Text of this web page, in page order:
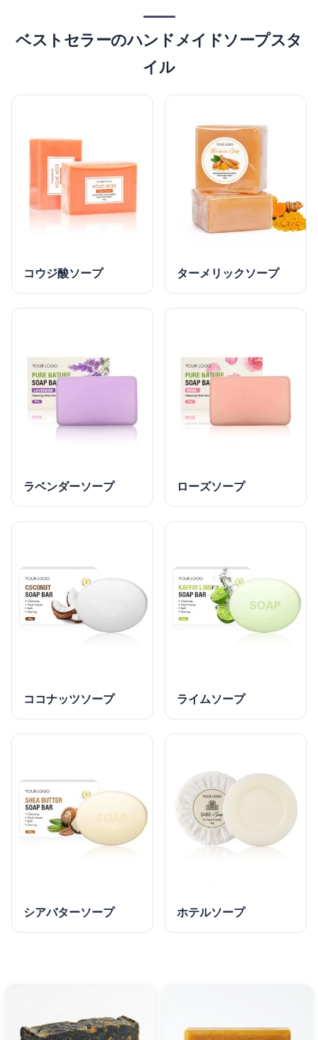
ベストセラーのハンドメイドソープスタ
イル
コウジ酸ソープ ターメリックソープ
ラベンダーソープ ローズソープ
ココナッツソープ ライムソープ
シアバターソープ ホテルソープ